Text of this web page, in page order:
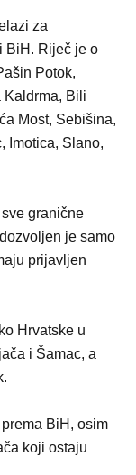
za
BiH. Riječ je o
Potok,
Kaldrma, Bili
Most, Sebišina,
Imotica, Slano,
granične
je samo
prijavljen
Hrvatske u
i Šamac, a
BiH, osim
koji ostaju